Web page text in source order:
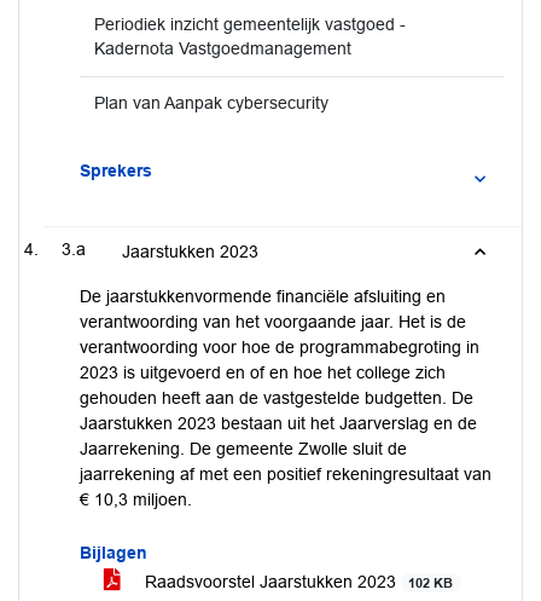
Periodiek inzicht gemeentelijk vastgoed -
Kadernota Vastgoedmanagement
Plan van Aanpak cybersecurity
Sprekers
3.a Jaarstukken 2023
De jaarstukkenvormende financiële afsluiting en
verantwoording van het voorgaande jaar. Het is de
verantwoording voor hoe de programmabegroting in
2023 is uitgevoerd en of en hoe het college zich
gehouden heeft aan de vastgestelde budgetten. De
Jaarstukken 2023 bestaan uit het Jaarverslag en de
Jaarrekening. De gemeente Zwolle sluit de
jaarrekening af met een positief rekeningresultaat van
€ 10,3 miljoen.
Bijlagen
Raadsvoorstel Jaarstukken 2023
102 KB